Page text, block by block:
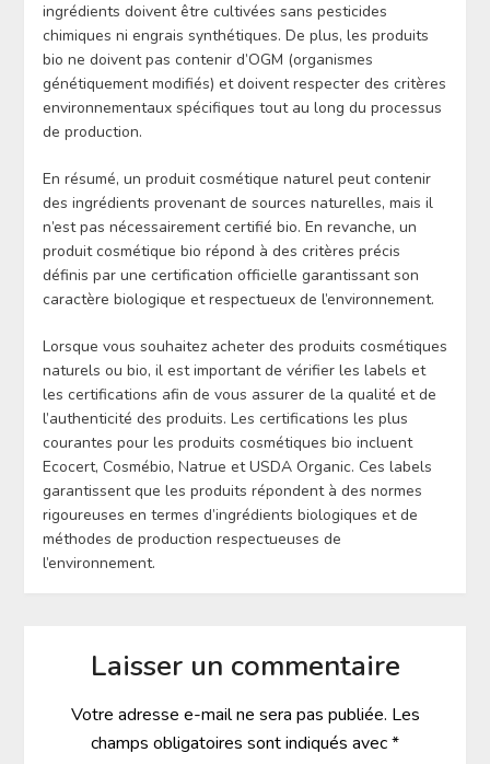
ingrédients doivent être cultivées sans pesticides
chimiques ni engrais synthétiques. De plus, les produits
bio ne doivent pas contenir d’OGM (organismes
génétiquement modifiés) et doivent respecter des critères
environnementaux spécifiques tout au long du processus
de production.
En résumé, un produit cosmétique naturel peut contenir
des ingrédients provenant de sources naturelles, mais il
n’est pas nécessairement certifié bio. En revanche, un
produit cosmétique bio répond à des critères précis
définis par une certification officielle garantissant son
caractère biologique et respectueux de l’environnement.
Lorsque vous souhaitez acheter des produits cosmétiques
naturels ou bio, il est important de vérifier les labels et
les certifications afin de vous assurer de la qualité et de
l’authenticité des produits. Les certifications les plus
courantes pour les produits cosmétiques bio incluent
Ecocert, Cosmébio, Natrue et USDA Organic. Ces labels
garantissent que les produits répondent à des normes
rigoureuses en termes d’ingrédients biologiques et de
méthodes de production respectueuses de
l’environnement.
Laisser un commentaire
Votre adresse e-mail ne sera pas publiée. Les
champs obligatoires sont indiqués avec*